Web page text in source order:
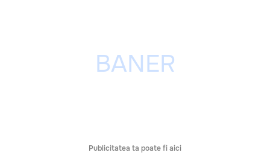
Publicitatea ta poate fi aici